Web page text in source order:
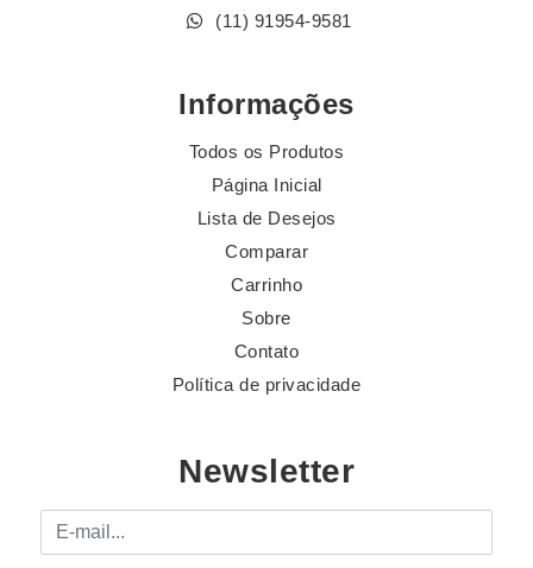
(11) 91954-9581
Informações
Todos os Produtos
Página Inicial
Lista de Desejos
Comparar
Carrinho
Sobre
Contato
Política de privacidade
Newsletter
E-mail